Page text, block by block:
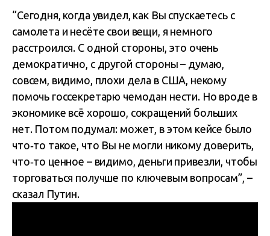
“Сегодня, когда увидел, как Вы спускаетесь с
самолета и несёте свои вещи, я немного
расстроился. С одной стороны, это очень
демократично, с другой стороны – думаю,
совсем, видимо, плохи дела в США, некому
помочь госсекретарю чемодан нести. Но вроде в
экономике всё хорошо, сокращений больших
нет. Потом подумал: может, в этом кейсе было
что‑то такое, что Вы не могли никому доверить,
что‑то ценное – видимо, деньги привезли, чтобы
торговаться получше по ключевым вопросам”, –
сказал Путин.